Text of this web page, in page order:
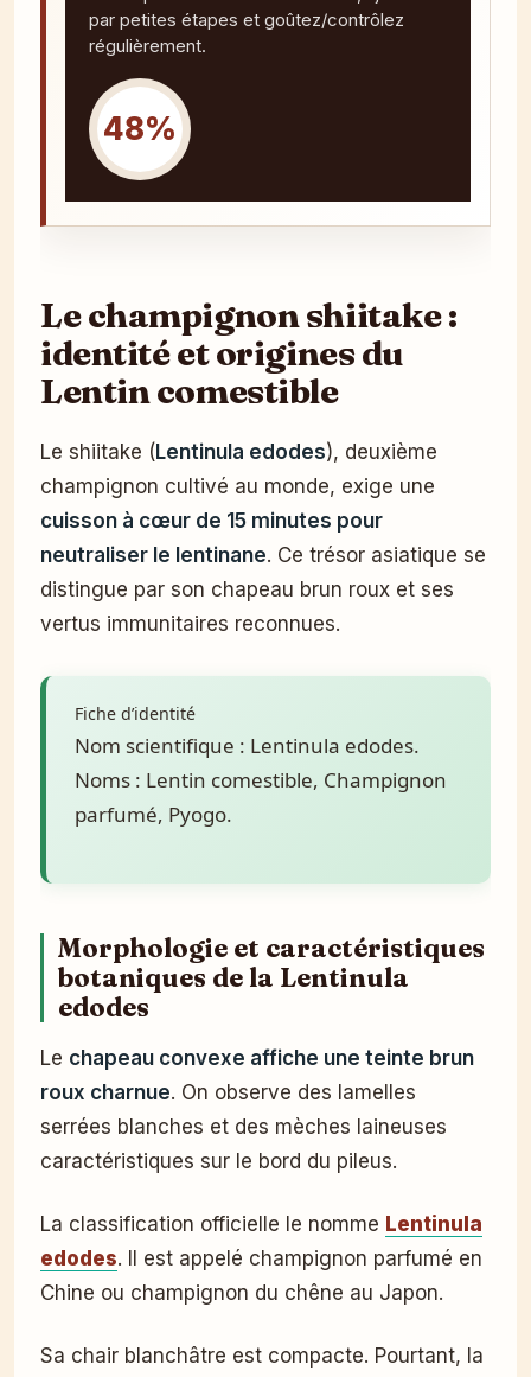
par petites étapes et goûtez/contrôlez
régulièrement.
48%
Le champignon shiitake :
identité et origines du
Lentin comestible
Le shiitake (Lentinula edodes), deuxième
champignon cultivé au monde, exige une
cuisson à cœur de 15 minutes pour
neutraliser le lentinane. Ce trésor asiatique se
distingue par son chapeau brun roux et ses
vertus immunitaires reconnues.
Fiche d’identité
Nom scientifique : Lentinula edodes.
Noms : Lentin comestible, Champignon
parfumé, Pyogo.
Morphologie et caractéristiques
botaniques de la Lentinula
edodes
Le chapeau convexe affiche une teinte brun
roux charnue. On observe des lamelles
serrées blanches et des mèches laineuses
caractéristiques sur le bord du pileus.
La classification officielle le nomme Lentinula
edodes. Il est appelé champignon parfumé en
Chine ou champignon du chêne au Japon.
Sa chair blanchâtre est compacte. Pourtant, la